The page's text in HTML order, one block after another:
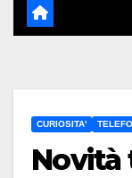
CURIOSITA'
Novità